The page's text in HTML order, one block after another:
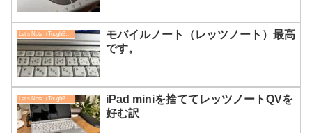
Let's Note（ToughBook）
モバイルノート（レッツノート）最高
です。
Let's Note（ToughBook）
iPad miniを捨ててレッツノートQVを
好む訳